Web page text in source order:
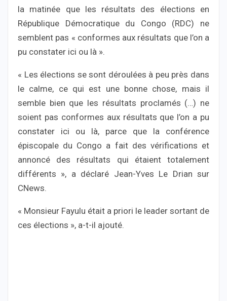
la matinée que les résultats des élections en
République Démocratique du Congo (RDC) ne
semblent pas « conformes aux résultats que l’on a
pu constater ici ou là ».
« Les élections se sont déroulées à peu près dans
le calme, ce qui est une bonne chose, mais il
semble bien que les résultats proclamés (…) ne
soient pas conformes aux résultats que l’on a pu
constater ici ou là, parce que la conférence
épiscopale du Congo a fait des vérifications et
annoncé des résultats qui étaient totalement
différents », a déclaré Jean-Yves Le Drian sur
CNews.
« Monsieur Fayulu était a priori le leader sortant de
ces élections », a-t-il ajouté.